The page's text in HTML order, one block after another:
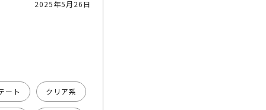
ート クリア系
2025年5月26日